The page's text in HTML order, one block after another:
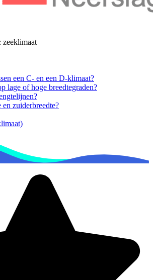
een C- en een D-klimaat?
lage of hoge breedtegraden?
zuiderbreedte?